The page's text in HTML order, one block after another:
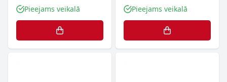
Pieejams veikalā Pieejams veikalā